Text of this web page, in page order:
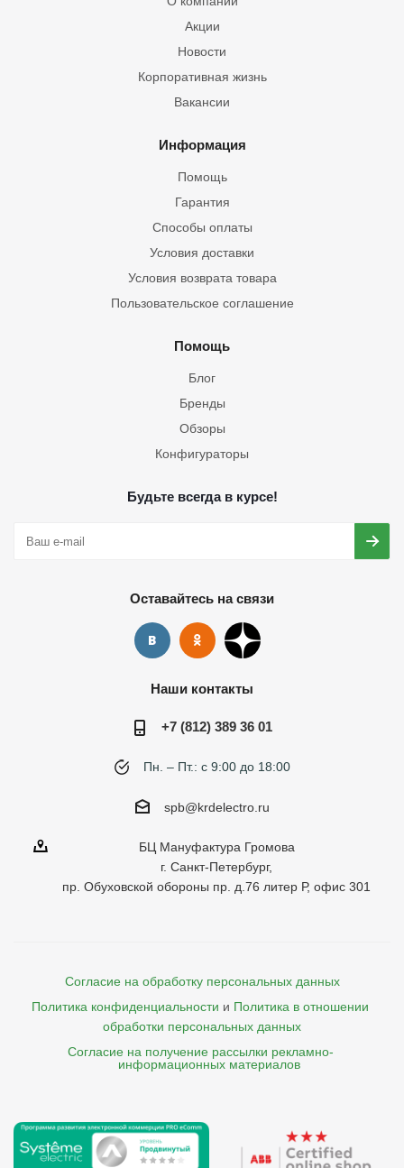
Акции
Новости
Корпоративная жизнь
Вакансии
Информация
Помощь
Гарантия
Способы оплаты
Условия доставки
Условия возврата товара
Пользовательское соглашение
Помощь
Блог
Бренды
Обзоры
Конфигураторы
Будьте всегда в курсе!
Оставайтесь на связи
Наши контакты
+7 (812) 389 36 01
Пн. – Пт.: с 9:00 до 18:00
spb@krdelectro.ru
БЦ Мануфактура Громова
г. Санкт-Петербург,
пр. Обуховской обороны пр. д.76 литер Р, офис 301
Согласие на обработку персональных данных
Политика конфиденциальности и Политика в отношении
обработки персональных данных
Согласие на получение рассылки рекламно-
    информационных материалов